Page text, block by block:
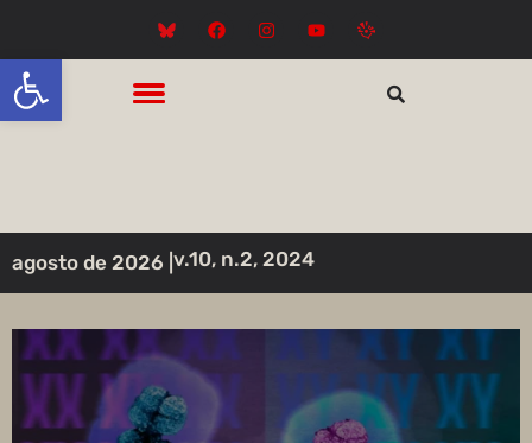
Abrir a barra de ferramentas
agosto de 2026 | v.10, n.2, 2024